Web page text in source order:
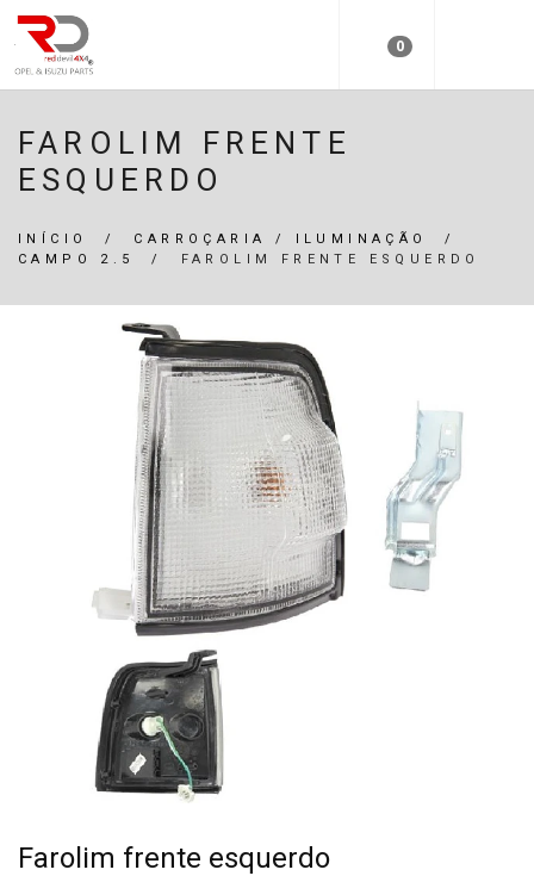
0
FAROLIM FRENTE
ESQUERDO
INÍCIO / CARROÇARIA / ILUMINAÇÃO
/
CAMPO 2.5
/ FAROLIM FRENTE ESQUERDO
Farolim frente esquerdo